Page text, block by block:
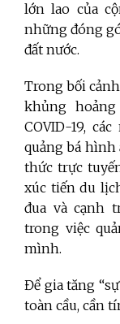
lớn lao của
những đóng
đất nước.
Trong bối
khủng
COVID-19,
quảng bá hình
thức trực
xúc tiến du
đua và cạnh
trong việc
mình.
Để gia tăng
toàn cầu, cần